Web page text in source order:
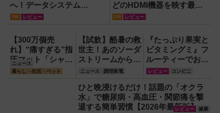
へ！データシステム
『U2KIT』がドライブを変
PR レビュー
どのHDMI機器を映す最短
ルート。USB接続だけで
ス化できる新機軸アダプタ
ーを徹底解説【データシス
テム『USBKIT』】
PR レビュー
【300万個売
れ】“痛すぎる”指
圧マット「シャク
ティマット」の新
色を渋谷で体験で
ニュース
暮らし・生活・ペット
【試飲】酷暑の救
世主！あのソーダ
ストリームから
『くだもの
Vinegar（ビネガ
ー）』が登場！ス
ッキリ美味しくて
どハマり確定
ニュース 調理家電
『たっぷり果実と
ビタミングミ』フ
ルーティーでおい
しいのに1日分の
ビタミンもとれる
って!?【食べてみ
た】
レビュー コンビニ
ひと晩浸けるだけ！話題の「オクラ
水」で糖尿病・高血圧・関節痛を撃
退する簡単習慣【2026年最新版】
レビュー 健康